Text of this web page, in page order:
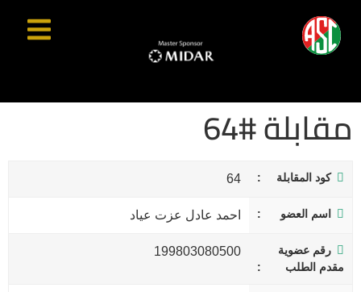
مقابلة #64
كود المقابلة 64
اسم العضو احمد عادل عزت عياد
رقم عضوية
مقدم الطلب
199803080500